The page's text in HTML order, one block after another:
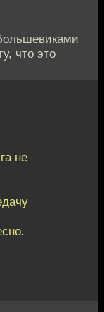
что это
не